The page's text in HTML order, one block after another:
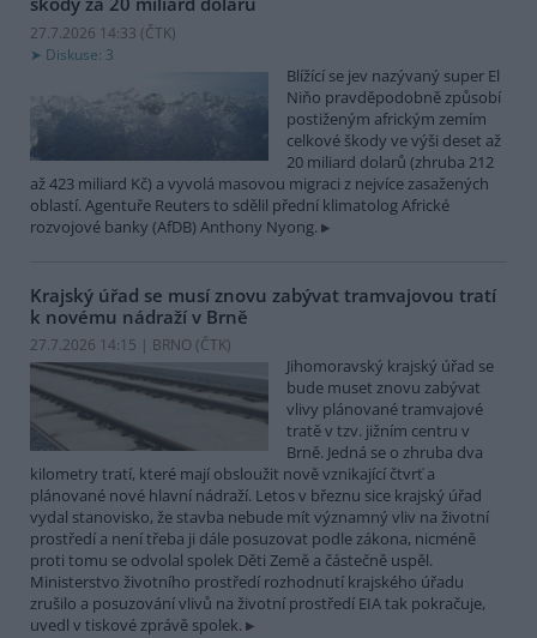
27.7.2026 14:33 (ČTK)
Diskuse: 3
Blížící se jev nazývaný super El
Niňo pravděpodobně způsobí
postiženým africkým zemím
celkové škody ve výši deset až
20 miliard dolarů (zhruba 212
až 423 miliard Kč) a vyvolá masovou migraci z nejvíce zasažených
oblastí. Agentuře Reuters to sdělil přední klimatolog Africké
rozvojové banky (AfDB) Anthony Nyong.
Krajský úřad se musí znovu zabývat tramvajovou tratí
k novému nádraží v Brně
27.7.2026 14:15 | BRNO (ČTK)
Jihomoravský krajský úřad se
bude muset znovu zabývat
vlivy plánované tramvajové
tratě v tzv. jižním centru v
Brně. Jedná se o zhruba dva
kilometry tratí, které mají obsloužit nově vznikající čtvrť a
plánované nové hlavní nádraží. Letos v březnu sice krajský úřad
vydal stanovisko, že stavba nebude mít významný vliv na životní
prostředí a není třeba ji dále posuzovat podle zákona, nicméně
proti tomu se odvolal spolek Děti Země a částečně uspěl.
Ministerstvo životního prostředí rozhodnutí krajského úřadu
zrušilo a posuzování vlivů na životní prostředí EIA tak pokračuje,
uvedl v tiskové zprávě spolek.